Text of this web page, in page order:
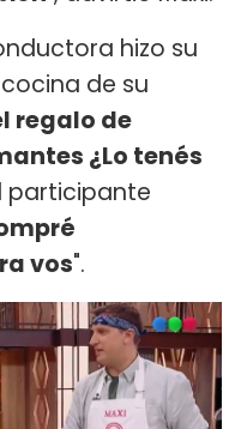
hizo su
de su
regalo de
¿Lo tenés
participante
vos".